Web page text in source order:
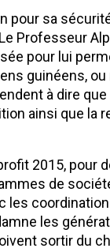
pour sa
Professeur
pour lui
guinéens,
à dire
ainsi que la
2015,
de
les
les
sortir du